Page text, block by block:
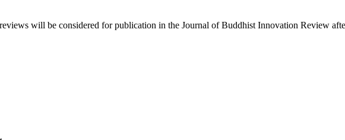
will be considered for publication in the Journal of Buddhist Innovation Review